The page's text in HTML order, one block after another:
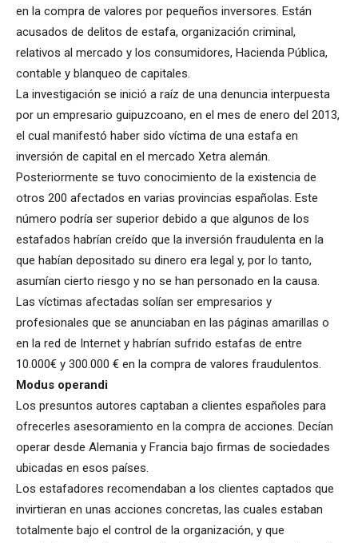
en la compra de valores por pequeños inversores. Están
acusados de delitos de estafa, organización criminal,
relativos al mercado y los consumidores, Hacienda Pública,
contable y blanqueo de capitales.
La investigación se inició a raíz de una denuncia interpuesta
por un empresario guipuzcoano, en el mes de enero del 2013,
el cual manifestó haber sido víctima de una estafa en
inversión de capital en el mercado Xetra alemán.
Posteriormente se tuvo conocimiento de la existencia de
otros 200 afectados en varias provincias españolas. Este
número podría ser superior debido a que algunos de los
estafados habrían creído que la inversión fraudulenta en la
que habían depositado su dinero era legal y, por lo tanto,
asumían cierto riesgo y no se han personado en la causa.
Las víctimas afectadas solían ser empresarios y
profesionales que se anunciaban en las páginas amarillas o
en la red de Internet y habrían sufrido estafas de entre
10.000€ y 300.000 € en la compra de valores fraudulentos.
Modus operandi
Los presuntos autores captaban a clientes españoles para
ofrecerles asesoramiento en la compra de acciones. Decían
operar desde Alemania y Francia bajo firmas de sociedades
ubicadas en esos países.
Los estafadores recomendaban a los clientes captados que
invirtieran en unas acciones concretas, las cuales estaban
totalmente bajo el control de la organización, y que